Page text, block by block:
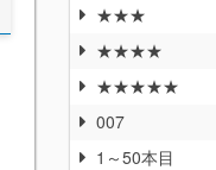
★★★
★★★★
★★★★★
007
1～50本目